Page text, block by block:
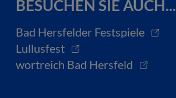
BESUCHEN SIE AUCH...
Bad Hersfelder Festspiele
Lullusfest
wortreich Bad Hersfeld